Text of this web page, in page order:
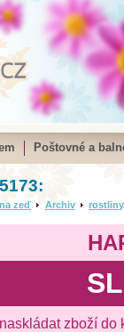
Poštovné a
zeď Archiv
zboží do